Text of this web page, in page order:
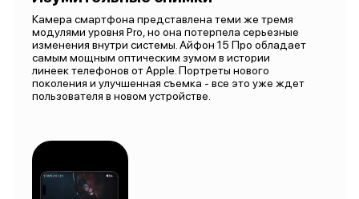
Камера смартфона представлена теми же тремя
модулями уровня Pro, но она потерпела серьезные
изменения внутри системы. Айфон 15 Про обладает
самым мощным оптическим зумом в истории
линеек телефонов от Apple. Портреты нового
поколения и улучшенная съемка - все это уже ждет
пользователя в новом устройстве.